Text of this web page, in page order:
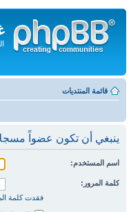
المحتويات
قائمة المنتديات
ينبغي أن تكون عضواً
اسم المستخدم:
كلمة المرور:
فقدت كلمة